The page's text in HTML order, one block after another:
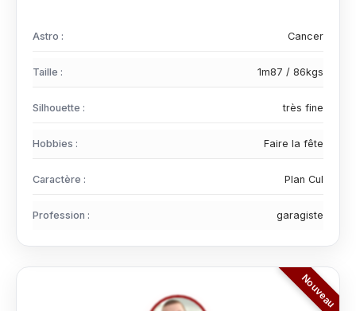
Astro : Cancer
Taille : 1m87 / 86kgs
Silhouette : très fine
Hobbies : Faire la fête
Caractère : Plan Cul
Profession : garagiste